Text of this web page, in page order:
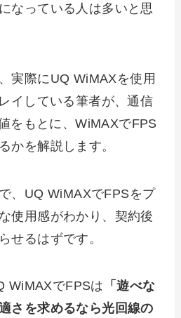
なっている人は多いと思
実際にUQ WiMAXを使用
イしている筆者が、通信
をもとに、WiMAXでFPS
かを解説します。
、UQ WiMAXでFPSをプ
使用感がわかり、契約後
せるはずです。
WiMAXでFPSは 「遊べな
さを求めるなら光回線の